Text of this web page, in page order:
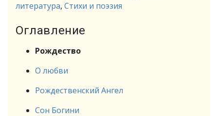
литература, Стихи и поэзия
Оглавление
Рождество
О любви
Рождественский Ангел
Сон Богини